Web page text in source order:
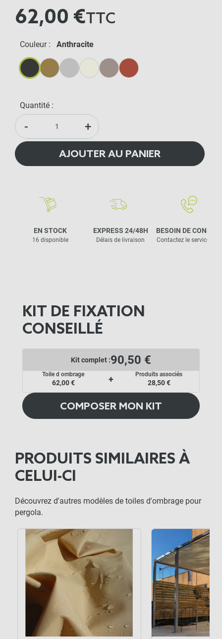
62,00 €TTC
Couleur : Anthracite
Quantité :
- +
AJOUTER AU PANIER
EN STOCK
16 disponible
EXPRESS 24/48H
Délais de livraison
BESOIN DE CONSEIL
Contactez le service
KIT DE FIXATION
CONSEILLÉ
Kit complet :90,50 €
Toile d ombrage
62,00 € +
Produits associés
28,50 €
COMPOSER MON KIT
PRODUITS SIMILAIRES À
CELUI-CI
Découvrez d'autres modèles de toiles d'ombrage pour
pergola.